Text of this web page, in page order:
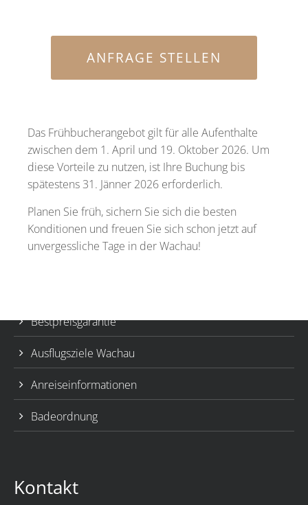
ANFRAGE STELLEN
Das Frühbucherangebot gilt für alle Aufenthalte
zwischen dem 1. April und 19. Oktober 2026. Um
diese Vorteile zu nutzen, ist Ihre Buchung bis
spätestens 31. Jänner 2026 erforderlich.
Planen Sie früh, sichern Sie sich die besten
Konditionen und freuen Sie sich schon jetzt auf
unvergessliche Tage in der Wachau!
Dazu stehen wir!
Mit Herz, Tradition und viel Gastfreundlichkeit, bieten wir
unseren Gästen ein unvergessliches Urlaubserlebnis in
der Wachau.
Ihre Familie Ringl
Bestpreisgarantie
Ausflugsziele Wachau
Anreiseinformationen
Badeordnung
Kontakt